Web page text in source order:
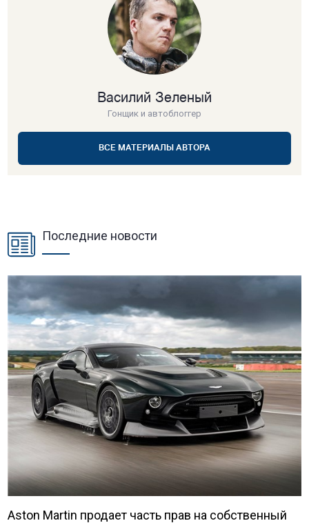
Василий Зеленый
Гонщик и автоблоггер
ВСЕ МАТЕРИАЛЫ АВТОРА
Последние новости
Aston Martin продает часть прав на собственный